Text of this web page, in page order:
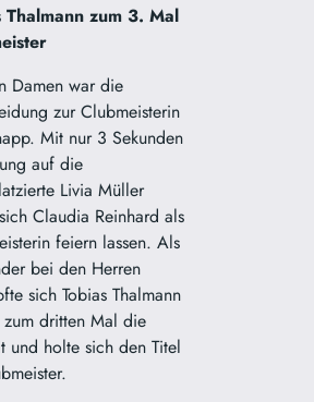
Thalmann zum 3. Mal
Damen war die
zur Clubmeisterin
Mit nur 3 Sekunden
auf die
Livia Müller
Claudia Reinhard als
feiern lassen. Als
bei den Herren
sich Tobias Thalmann
zum dritten Mal die
und holte sich den Titel